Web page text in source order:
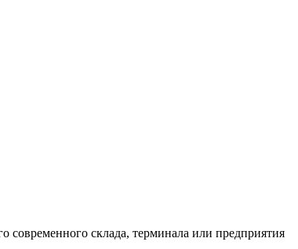
современного склада, терминала или предприятия